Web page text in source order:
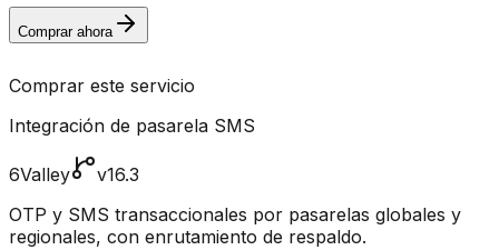
Comprar ahora
Comprar este servicio
Integración de pasarela SMS
6Valley
v16.3
OTP y SMS transaccionales por pasarelas globales y
regionales, con enrutamiento de respaldo.